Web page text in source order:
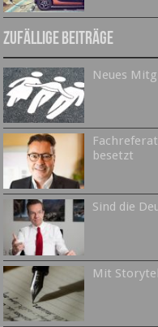
Zufällige Beiträge
Neues
besetzt
Sind die
Mit